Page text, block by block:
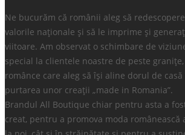
Ne bucurăm că românii aleg să redescopere
valorile naționale și să le imprime și
viitoare. Am observat o schimbare de
special la clientele noastre de peste granițe,
românce care aleg să își aline dorul de
purtarea unor creații „made in Romania”.
Brandul All Boutique chiar pentru asta a
creat, pentru a promova moda românească